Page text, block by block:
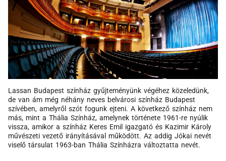
Lassan Budapest színház gyűjteményünk végéhez közeledünk,
de van ám még néhány neves belvárosi színház Budapest
szívében, amelyről szót fogunk ejteni. A következő színház nem
más, mint a Thália Színház, amelynek története 1961-re nyúlik
vissza, amikor a színház Keres Emil igazgató és Kazimir Károly
művészeti vezető irányításával működött. Az addig Jókai nevét
viselő társulat 1963-ban Thália Színházra változtatta nevét.